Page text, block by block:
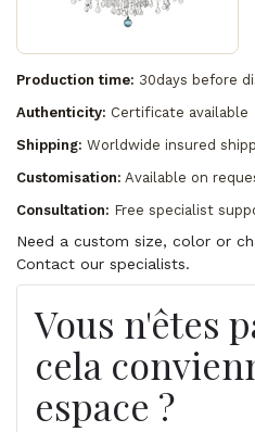
Production time: 30days before
Authenticity: Certificate available
Shipping: Worldwide insured
Customisation: Available on
Consultation: Free specialist
Need a custom size, color or
Contact our specialists.
Vous n'êtes
cela
espace ?